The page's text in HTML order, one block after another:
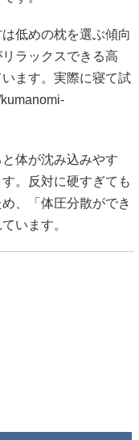
低めの枕を選ぶ傾向
ラックスできる高
ます。実際に寝て試
体が沈み込みやす
。反対に硬すぎても
、「体圧分散ができ
います。